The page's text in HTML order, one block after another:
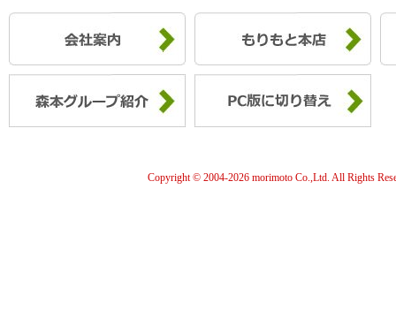
Copyright © 2004-2026 morimoto Co.,Ltd. All Rights